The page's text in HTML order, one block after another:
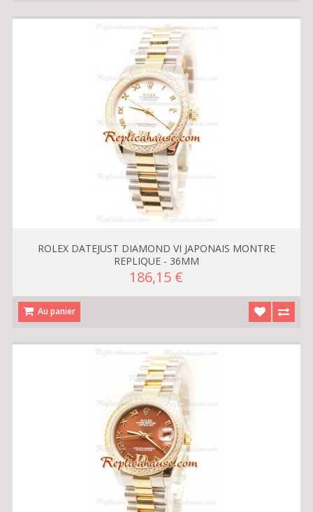
ROLEX DATEJUST DIAMOND VI JAPONAIS MONTRE
REPLIQUE - 36MM
186,15 €
Au panier